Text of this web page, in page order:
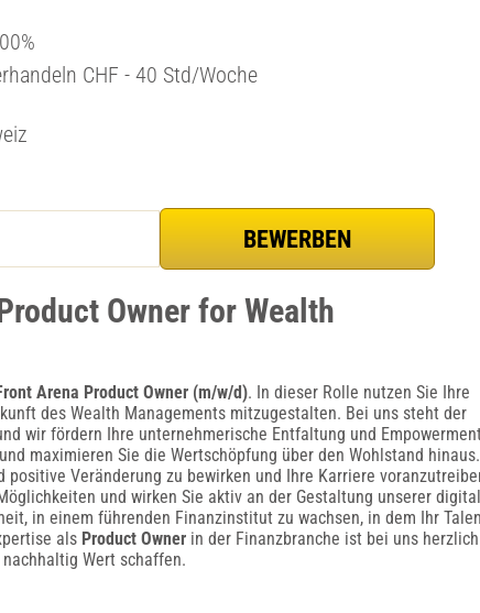
CHF - 40 Std/Woche
Owner for Wealth
Arena Product Owner (m/w/d). In dieser Rolle nutzen Sie Ihre
des Wealth Managements mitzugestalten. Bei uns steht der
wir fördern Ihre unternehmerische Entfaltung und
maximieren Sie die Wertschöpfung über den Wohlstand hinaus.
positive Veränderung zu bewirken und Ihre Karriere
und wirken Sie aktiv an der Gestaltung unserer
in einem führenden Finanzinstitut zu wachsen, in dem Ihr
als Product Ownerin der Finanzbranche ist bei uns herzlich
Wert schaffen.